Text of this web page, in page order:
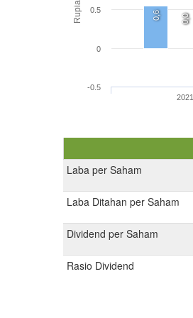
Rupiah 0,6 0,0
0,0
2021
-0.5
0
0.5
Laba per Saham
Laba Ditahan per Saham
Dividend per Saham
Rasio Dividend